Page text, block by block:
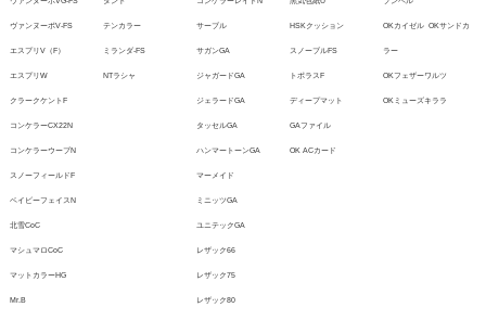
ヴァンヌーボV-FS
エスプリV（F）
エスプリW
クラークケントF
コンケラーCX22N
コンケラーウーブN
スノーフィールドF
ベイビーフェイスN
北雪CoC
マシュマロCoC
マットカラーHG
Mr.B
テンカラー
ミランダ-FS
NTラシャ
サーブル
サガンGA
ジャガードGA
ジェラードGA
タッセルGA
ハンマートーンGA
マーメイド
ミニッツGA
ユニテックGA
レザック66
レザック75
レザック80
HSKクッション
スノーブルFS
トポラスF
ディープマット
GAファイル
OK ACカード
OKカイゼル OKサンドカ
ラー
OKフェザーワルツ
OKミューズキララ